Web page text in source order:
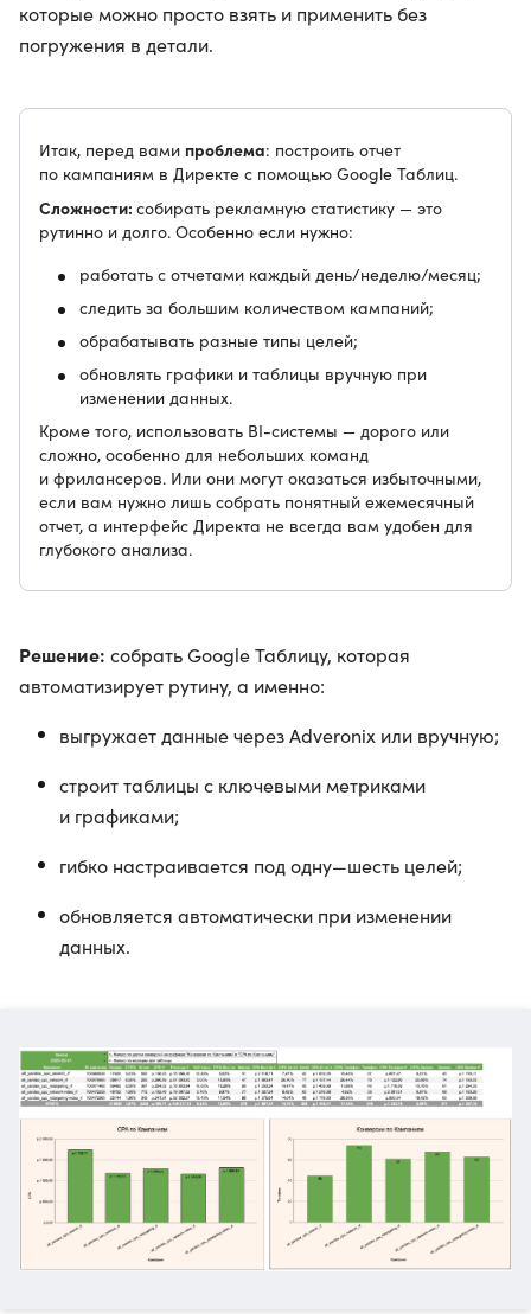
которые можно просто взять и применить без
погружения в детали.
Итак, перед вами проблема: построить отчет
по кампаниям в Директе с помощью Google Таблиц.
Сложности: собирать рекламную статистику — это
рутинно и долго. Особенно если нужно:
работать с отчетами каждый день/неделю/месяц;
следить за большим количеством кампаний;
обрабатывать разные типы целей;
обновлять графики и таблицы вручную при
изменении данных.
Кроме того, использовать BI-системы — дорого или
сложно, особенно для небольших команд
и фрилансеров. Или они могут оказаться избыточными,
если вам нужно лишь собрать понятный ежемесячный
отчет, а интерфейс Директа не всегда вам удобен для
глубокого анализа.
Решение: собрать Google Таблицу, которая
автоматизирует рутину, а именно:
выгружает данные через Adveronix или вручную;
строит таблицы с ключевыми метриками
и графиками;
гибко настраивается под одну—шесть целей;
обновляется автоматически при изменении
данных.